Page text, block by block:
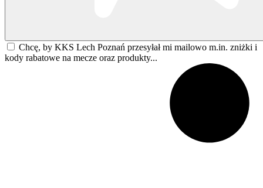
Chcę, by KKS Lech Poznań przesyłał mi mailowo m.in. zniżki i
kody rabatowe na mecze oraz produkty...